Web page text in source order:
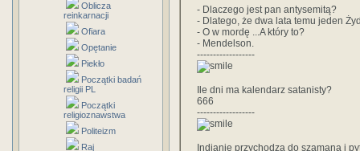
Oblicza
reinkarnacji
Ofiara
Opętanie
Piekło
Początki badań
religii PL
Początki
religioznawstwa
Politeizm
Raj
- Dlaczego jest pan antysemitą?
- Dlatego, że dwa lata temu jeden
- O w mordę ...A który to?
- Mendelson.
------------------
Ile dni ma kalendarz satanisty?
666
------------------
Indianie przychodzą do szamana i